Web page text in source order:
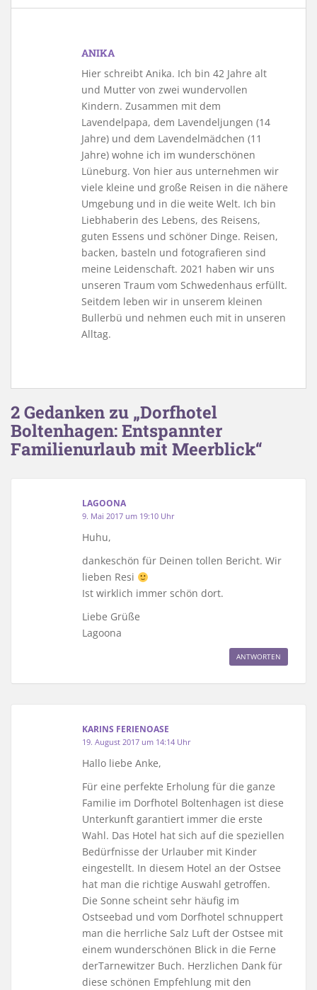
ANIKA
Hier schreibt Anika. Ich bin 42 Jahre alt
und Mutter von zwei wundervollen
Kindern. Zusammen mit dem
Lavendelpapa, dem Lavendeljungen (14
Jahre) und dem Lavendelmädchen (11
Jahre) wohne ich im wunderschönen
Lüneburg. Von hier aus unternehmen wir
viele kleine und große Reisen in die nähere
Umgebung und in die weite Welt. Ich bin
Liebhaberin des Lebens, des Reisens,
guten Essens und schöner Dinge. Reisen,
backen, basteln und fotografieren sind
meine Leidenschaft. 2021 haben wir uns
unseren Traum vom Schwedenhaus erfüllt.
Seitdem leben wir in unserem kleinen
Bullerbü und nehmen euch mit in unseren
Alltag.
2 Gedanken zu „Dorfhotel
Boltenhagen: Entspannter
Familienurlaub mit Meerblick“
LAGOONA
9. Mai 2017 um 19:10 Uhr
Huhu,
dankeschön für Deinen tollen Bericht. Wir
lieben Resi
Ist wirklich immer schön dort.
Liebe Grüße
Lagoona
ANTWORTEN
KARINS FERIENOASE
19. August 2017 um 14:14 Uhr
Hallo liebe Anke,
Für eine perfekte Erholung für die ganze
Familie im Dorfhotel Boltenhagen ist diese
Unterkunft garantiert immer die erste
Wahl. Das Hotel hat sich auf die speziellen
Bedürfnisse der Urlauber mit Kinder
eingestellt. In diesem Hotel an der Ostsee
hat man die richtige Auswahl getroffen.
Die Sonne scheint sehr häufig im
Ostseebad und vom Dorfhotel schnuppert
man die herrliche Salz Luft der Ostsee mit
einem wunderschönen Blick in die Ferne
derTarnewitzer Buch. Herzlichen Dank für
diese schönen Empfehlung mit den